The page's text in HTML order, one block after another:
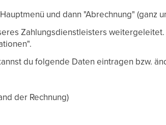
und dann "Abrechnung" (ganz
Zahlungsdienstleisters
du folgende Daten eintragen bzw.
der Rechnung)